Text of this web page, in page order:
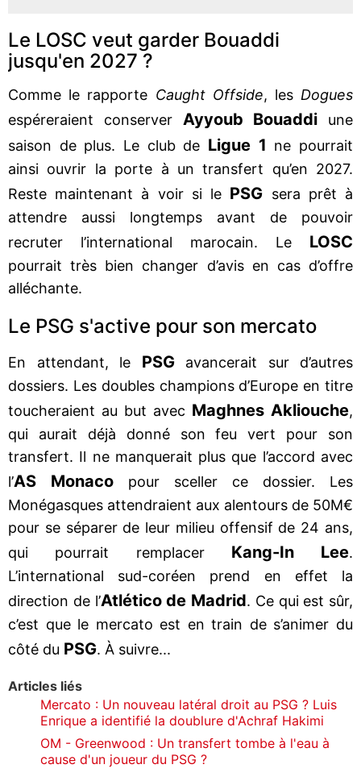
Le LOSC veut garder Bouaddi
jusqu'en 2027 ?
Comme le rapporte Caught Offside, les Dogues
espéreraient conserver Ayyoub Bouaddi une
saison de plus. Le club de Ligue 1 ne pourrait
ainsi ouvrir la porte à un transfert qu’en 2027.
Reste maintenant à voir si le PSG sera prêt à
attendre aussi longtemps avant de pouvoir
recruter l’international marocain. Le LOSC
pourrait très bien changer d’avis en cas d’offre
alléchante.
Le PSG s'active pour son mercato
En attendant, le PSGavancerait sur d’autres
dossiers. Les doubles champions d’Europe en titre
toucheraient au but avec Maghnes Akliouche,
qui aurait déjà donné son feu vert pour son
transfert. Il ne manquerait plus que l’accord avec
l’AS Monaco pour sceller ce dossier. Les
Monégasques attendraient aux alentours de 50M€
pour se séparer de leur milieu offensif de 24 ans,
qui pourrait remplacerKang-In Lee.
L’international sud-coréen prend en effet la
direction de l’Atlético de Madrid. Ce qui est sûr,
c’est que le mercato est en train de s’animer du
côté du PSG. À suivre...
Articles liés
Mercato : Un nouveau latéral droit au PSG ? Luis
Enrique a identifié la doublure d'Achraf Hakimi
OM - Greenwood : Un transfert tombe à l'eau à
cause d'un joueur du PSG ?